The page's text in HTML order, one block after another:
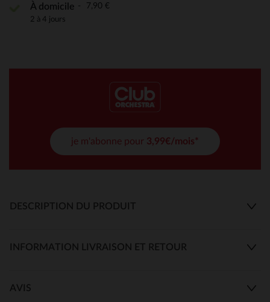
À domicile 7,90 €
2 à 4 jours
je m'abonne pour 3,99€/mois*
DESCRIPTION DU PRODUIT
INFORMATION LIVRAISON ET RETOUR
AVIS